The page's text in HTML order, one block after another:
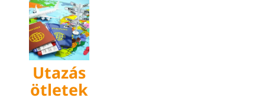
content
Utazás
ötletek